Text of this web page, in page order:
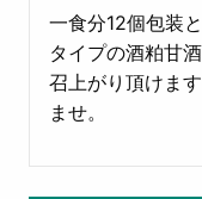
一食分12個包装
タイプの酒粕甘
召上がり頂けま
ませ。